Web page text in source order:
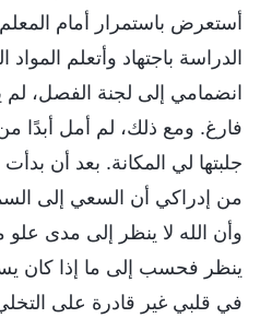
أستعرض باستمرار أمام
الدراسة باجتهاد وأتعلم
انضمامي إلى لجنة الفصل،
فارغ. ومع ذلك، لم أمل أبدًا من
جلبتها لي المكانة. بعد أن
من إدراكي أن السعي إلى
وأن الله لا ينظر إلى مدى علو
ينظر فحسب إلى ما إذا كان
في قلبي غير قادرة على